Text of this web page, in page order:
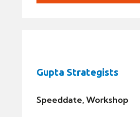
Gupta Strategists
Speeddate, Workshop